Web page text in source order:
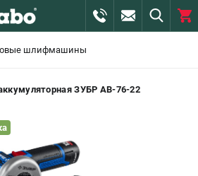
| +7 (8112) 59-10-67
- ЗАКАЗ ИЗДЕЛИЙ
шлифмашины
ЗУБР AB-76-22